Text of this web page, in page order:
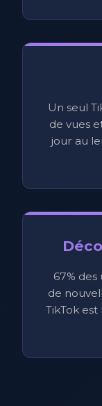
Un seul
de vues
jour au
67%
de
TikTok